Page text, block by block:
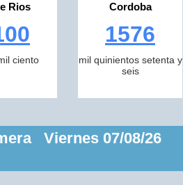
Rios
ciento
Cordoba
1576
mil quinientos setenta y
seis
Viernes 07/08/26